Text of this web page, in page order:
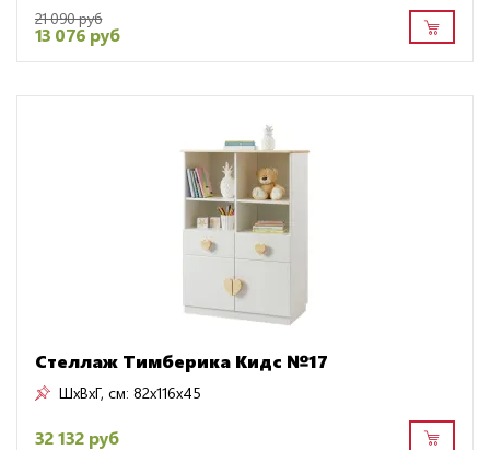
21 090 руб
13 076 руб
Стеллаж Тимберика Кидс №17
ШxВxГ, см: 82x116x45
32 132 руб